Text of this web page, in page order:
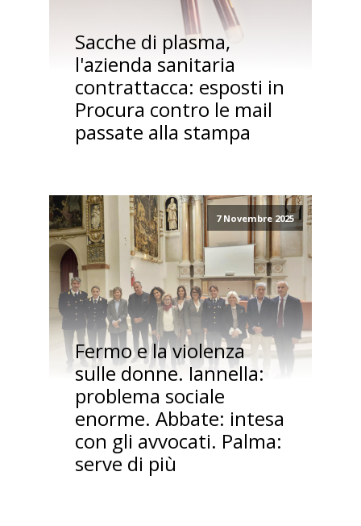
Sacche di plasma,
l'azienda sanitaria
contrattacca: esposti in
Procura contro le mail
passate alla stampa
7 Novembre 2025
Fermo e la violenza
sulle donne. Iannella:
problema sociale
enorme. Abbate: intesa
con gli avvocati. Palma:
serve di più